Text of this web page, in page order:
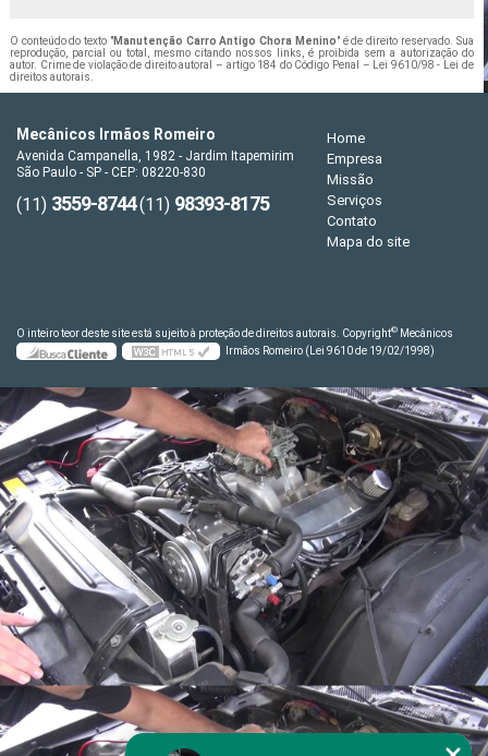
O conteúdo do texto "Manutenção Carro Antigo Chora Menino" é de direito reservado. Sua
reprodução, parcial ou total, mesmo citando nossos links, é proibida sem a autorização do
autor. Crime de violação de direito autoral – artigo 184 do Código Penal – Lei 9610/98 - Lei de
direitos autorais.
Mecânicos Irmãos Romeiro
Avenida Campanella, 1982 - Jardim Itapemirim
São Paulo - SP - CEP: 08220-830
(11) 3559-8744(11) 98393-8175
Home
Empresa
Missão
Serviços
Contato
Mapa do site
O inteiro teor deste site está sujeito à proteção de direitos autorais. Copyright© Mecânicos
Irmãos Romeiro (Lei 9610 de 19/02/1998)